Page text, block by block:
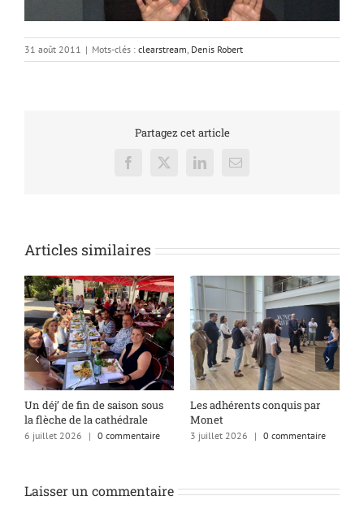
31 août 2011 | Mots-clés : clearstream, Denis Robert
Partagez cet article
Facebook
X LinkedInEmail
Articles similaires
Un déj’ de fin de saison sous
la flèche de la cathédrale
6 juillet 2026 | 0 commentaire
Les adhérents conquis par
Monet
3 juillet 2026 | 0 commentaire
Laisser un commentaire